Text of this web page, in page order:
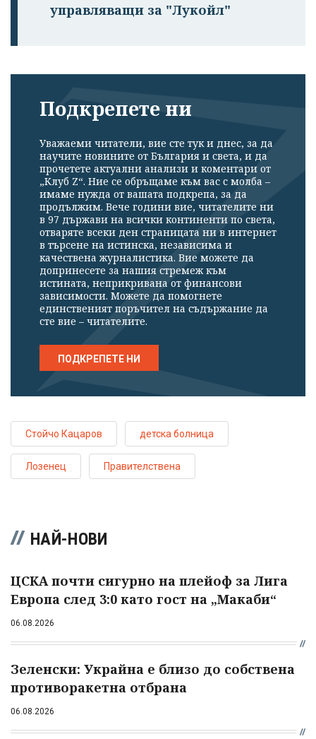
управляващи за "Лукойл"
Подкрепете ни
Уважаеми читатели, вие сте тук и днес, за да
научите новините от България и света, и да
прочетете актуални анализи и коментари от
„Клуб Z“. Ние се обръщаме към вас с молба –
имаме нужда от вашата подкрепа, за да
продължим. Вече години вие, читателите ни
в 97 държави на всички континенти по света,
отваряте всеки ден страницата ни в интернет
в търсене на истинска, независима и
качествена журналистика. Вие можете да
допринесете за нашия стремеж към
истината, неприкривана от финансови
зависимости. Можете да помогнете
единственият поръчител на съдържание да
сте вие – читателите.
ПОДКРЕПЕТЕ НИ
Стойчо Кацаров детска болница
Лозенец Правителствена
НАЙ-НОВИ
ЦСКА почти сигурно на плейоф за Лига
Европа след 3:0 като гост на „Макаби“
06.08.2026
Зеленски: Украйна е близо до собствена
противоракетна отбрана
06.08.2026